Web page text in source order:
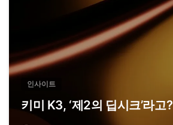
인사이트
키미 K3, ‘제2의 딥시크’라고?